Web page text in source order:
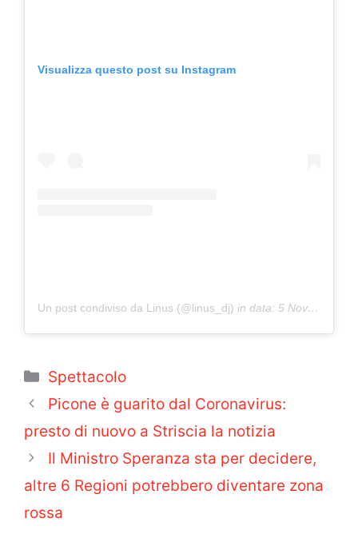
Visualizza questo post su Instagram
Un post condiviso da Linus (@linus_dj) in data: 5 Nov 2020 alle ore 10:58 PST
Categorie
Spettacolo
Picone è guarito dal Coronavirus:
presto di nuovo a Striscia la notizia
Il Ministro Speranza sta per decidere,
altre 6 Regioni potrebbero diventare zona
rossa